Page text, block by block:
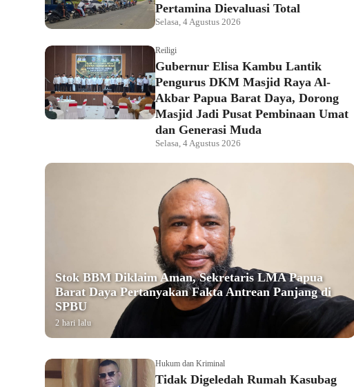
Pertamina Dievaluasi Total
Selasa, 4 Agustus 2026
Reiligi
Gubernur Elisa Kambu Lantik
Pengurus DKM Masjid Raya Al-
Akbar Papua Barat Daya, Dorong
Masjid Jadi Pusat Pembinaan Umat
dan Generasi Muda
Selasa, 4 Agustus 2026
Stok BBM Diklaim Aman, Sekretaris LMA Papua
Barat Daya Pertanyakan Fakta Antrean Panjang di
SPBU
2 hari lalu
Hukum dan Kriminal
Tidak Digeledah Rumah Kasubag